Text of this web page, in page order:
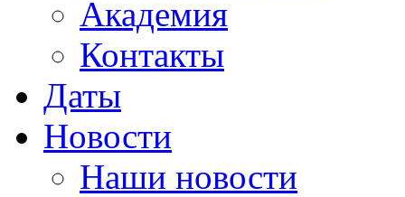
Академия
Контакты
Даты
Новости
Наши новости